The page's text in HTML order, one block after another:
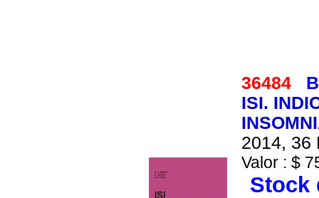
36484
ISI.
2014, 36
Valor : $
Stock